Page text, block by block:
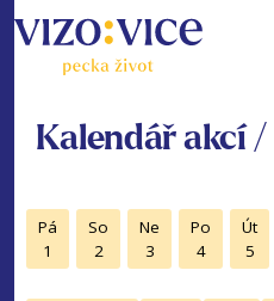
Kalendář akcí /
Pá
1
So
2
Ne
3
Po
4
Út
5